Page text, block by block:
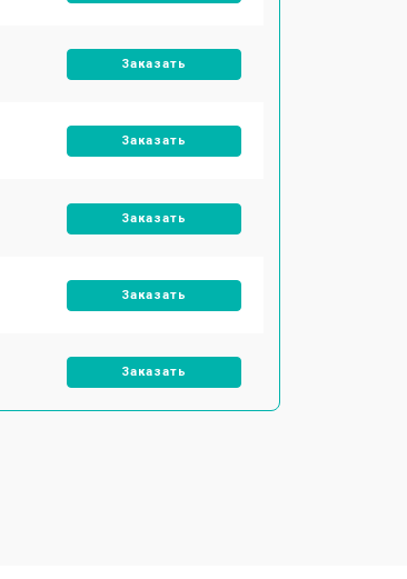
Заказать
Заказать
Заказать
Заказать
Заказать